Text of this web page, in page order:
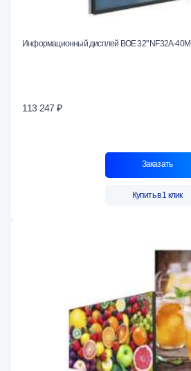
Информационный дисплей BOE 32" NF32A-40M
113 247 ₽
Заказать
Купить в 1 клик